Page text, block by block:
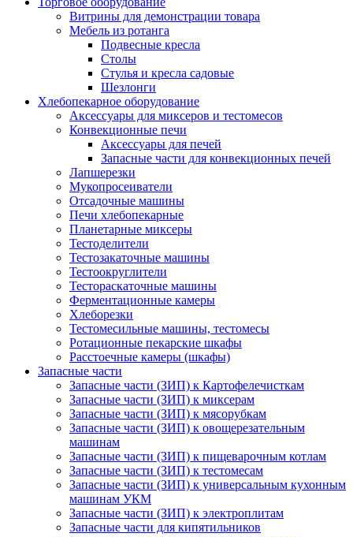
Витрины для демонстрации товара
Мебель из ротанга
Подвесные кресла
Столы
Стулья и кресла садовые
Шезлонги
Хлебопекарное оборудование
Аксессуары для миксеров и тестомесов
Конвекционные печи
Аксессуары для печей
Запасные части для конвекционных печей
Лапшерезки
Мукопросеиватели
Отсадочные машины
Печи хлебопекарные
Планетарные миксеры
Тестоделители
Тестозакаточные машины
Тестоокруглители
Тестораскаточные машины
Ферментационные камеры
Хлеборезки
Тестомесильные машины, тестомесы
Ротационные пекарские шкафы
Расстоечные камеры (шкафы)
Запасные части
Запасные части (ЗИП) к Картофелечисткам
Запасные части (ЗИП) к миксерам
Запасные части (ЗИП) к мясорубкам
Запасные части (ЗИП) к овощерезательным
машинам
Запасные части (ЗИП) к пищеварочным котлам
Запасные части (ЗИП) к тестомесам
Запасные части (ЗИП) к универсальным кухонным
машинам УКМ
Запасные части (ЗИП) к электроплитам
Запасные части для кипятильников